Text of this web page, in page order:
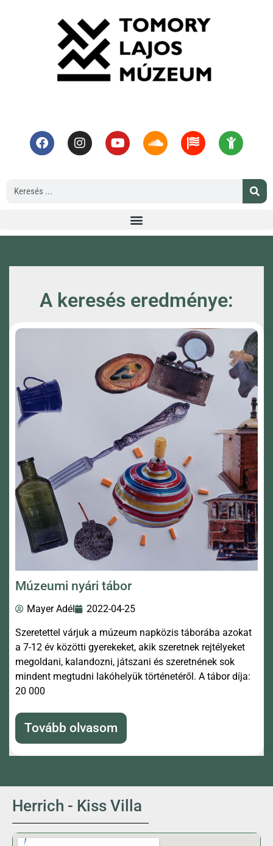
A keresés eredménye:
Múzeumi nyári tábor
Mayer Adél 2022-04-25
Szeretettel várjuk a múzeum napközis táborába azokat
a 7-12 év közötti gyerekeket, akik szeretnek rejtélyeket
megoldani, kalandozni, játszani és szeretnének sok
mindent megtudni lakóhelyük történetéről. A tábor díja:
20 000
Tovább olvasom
Herrich - Kiss Villa